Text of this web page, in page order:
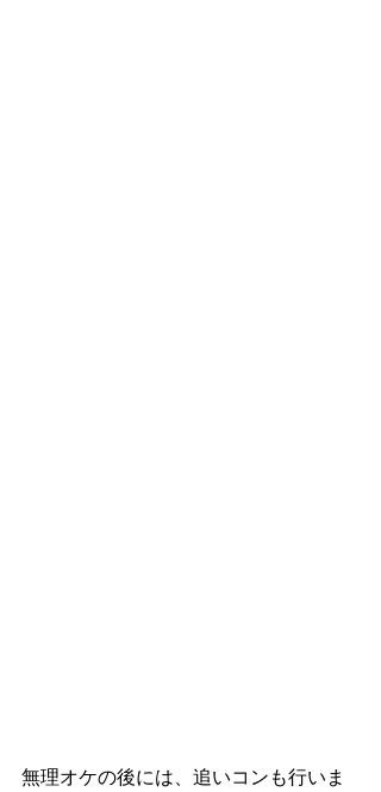
無理オケの後には、追いコンも行いま